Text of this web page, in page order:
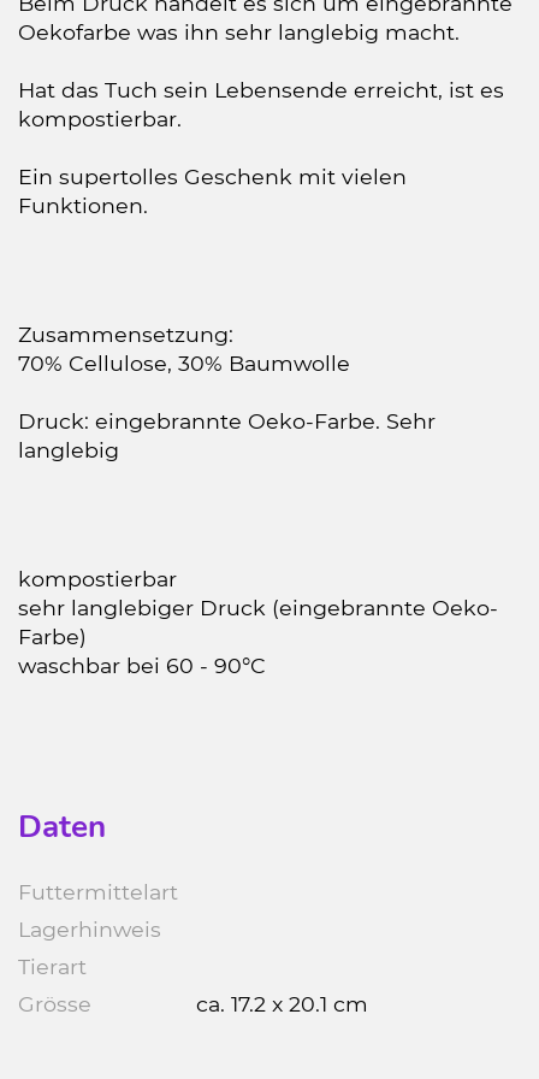
Oekofarbe was ihn sehr langlebig macht.
Hat das Tuch sein Lebensende erreicht, ist es
kompostierbar.
Ein supertolles Geschenk mit vielen
Funktionen.
Zusammensetzung:
70% Cellulose, 30% Baumwolle
Druck: eingebrannte Oeko-Farbe. Sehr
langlebig
kompostierbar
sehr langlebiger Druck (eingebrannte Oeko-
Farbe)
waschbar bei 60 - 90°C
Daten
Futtermittelart
Lagerhinweis
Tierart
Grösse
ca. 17.2 x 20.1 cm